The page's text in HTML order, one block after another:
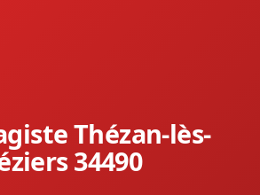
Thézan-lès-
34490